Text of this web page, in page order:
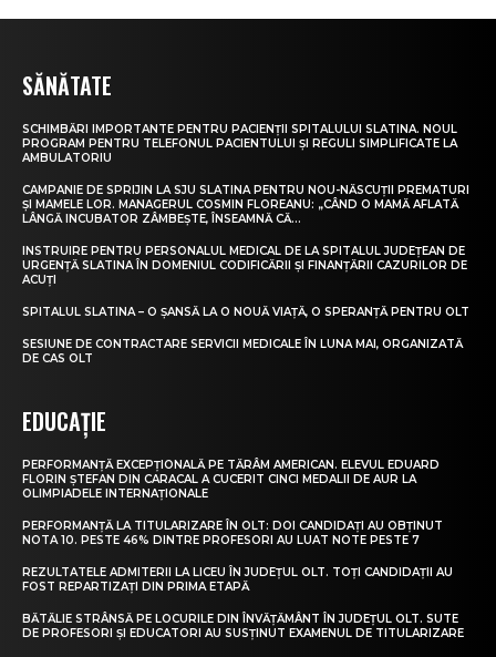
SĂNĂTATE
SCHIMBĂRI IMPORTANTE PENTRU PACIENȚII SPITALULUI SLATINA. NOUL
PROGRAM PENTRU TELEFONUL PACIENTULUI ȘI REGULI SIMPLIFICATE LA
AMBULATORIU
CAMPANIE DE SPRIJIN LA SJU SLATINA PENTRU NOU-NĂSCUȚII PREMATURI
ȘI MAMELE LOR. MANAGERUL COSMIN FLOREANU: „CÂND O MAMĂ AFLATĂ
LÂNGĂ INCUBATOR ZÂMBEȘTE, ÎNSEAMNĂ CĂ...
INSTRUIRE PENTRU PERSONALUL MEDICAL DE LA SPITALUL JUDEȚEAN DE
URGENȚĂ SLATINA ÎN DOMENIUL CODIFICĂRII ȘI FINANȚĂRII CAZURILOR DE
ACUȚI
SPITALUL SLATINA – O ȘANSĂ LA O NOUĂ VIAȚĂ, O SPERANȚĂ PENTRU OLT
SESIUNE DE CONTRACTARE SERVICII MEDICALE ÎN LUNA MAI, ORGANIZATĂ
DE CAS OLT
EDUCAȚIE
PERFORMANȚĂ EXCEPȚIONALĂ PE TĂRÂM AMERICAN. ELEVUL EDUARD
FLORIN ȘTEFAN DIN CARACAL A CUCERIT CINCI MEDALII DE AUR LA
OLIMPIADELE INTERNAȚIONALE
PERFORMANȚĂ LA TITULARIZARE ÎN OLT: DOI CANDIDAȚI AU OBȚINUT
NOTA 10. PESTE 46% DINTRE PROFESORI AU LUAT NOTE PESTE 7
REZULTATELE ADMITERII LA LICEU ÎN JUDEȚUL OLT. TOȚI CANDIDAȚII AU
FOST REPARTIZAȚI DIN PRIMA ETAPĂ
BĂTĂLIE STRÂNSĂ PE LOCURILE DIN ÎNVĂȚĂMÂNT ÎN JUDEȚUL OLT. SUTE
DE PROFESORI ȘI EDUCATORI AU SUSȚINUT EXAMENUL DE TITULARIZARE